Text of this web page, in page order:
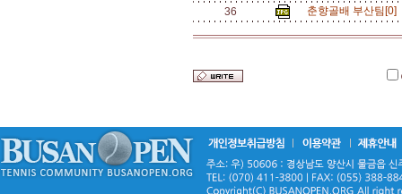
36
춘향골배 부산팀[0]